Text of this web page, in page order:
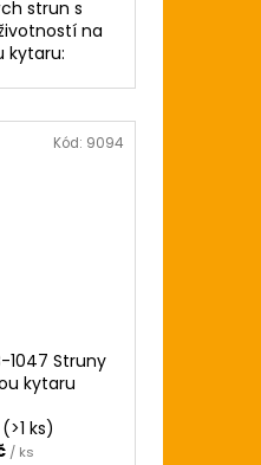
strun s
na
kytaru:
1047 Struny
kytaru
(>1 ks)
/ ks
Kód: 9094